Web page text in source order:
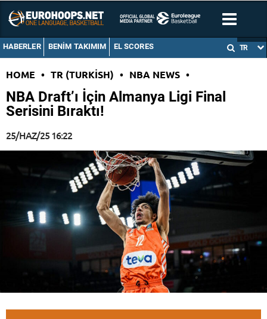
HABERLER BENIM TAKIMIM EL SCORES TR
HOME • TR (TURKISH) • NBA NEWS •
NBA Draft’ı İçin Almanya Ligi Final
Serisini Bıraktı!
25/HAZ/25 16:22